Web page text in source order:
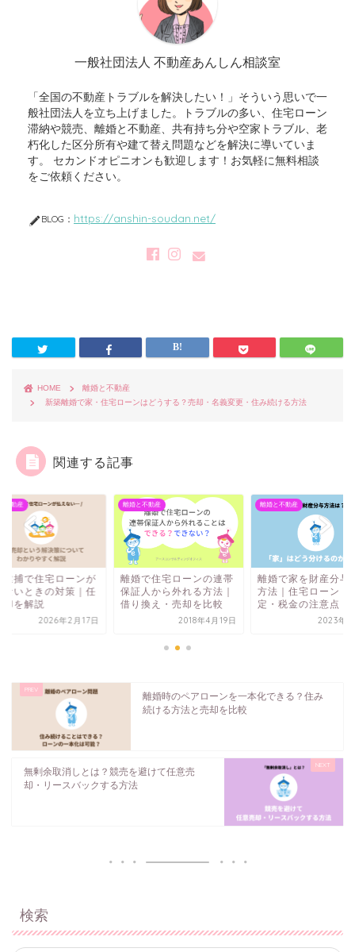
一般社団法人 不動産あんしん相談室
「全国の不動産トラブルを解決したい！」そういう思いで一
般社団法人を立ち上げました。トラブルの多い、住宅ローン
滞納や競売、離婚と不動産、共有持ち分や空家トラブル、老
朽化した区分所有や建て替え問題などを解決に導いていま
す。 セカンドオピニオンも歓迎します！お気軽に無料相談
をご依頼ください。
BLOG： https://anshin-soudan.net/
HOME
離婚と不動産
新築離婚で家・住宅ローンはどうする？売却・名義変更・住み続ける方法
関連する記事
不動産
逮捕で住宅ローンが
ないときの対策｜任
却を解説
2026年2月17日
離婚と不動産
離婚で住宅ローンの連帯
保証人から外れる方法｜
借り換え・売却を比較
2018年4月19日
離婚と不動産
離婚で家を財産分与
方法｜住宅ローン・
定・税金の注意点
2023年3
離婚時のペアローンを一本化できる？住み
続ける方法と売却を比較
無剰余取消しとは？競売を避けて任意売
却・リースバックする方法
検索